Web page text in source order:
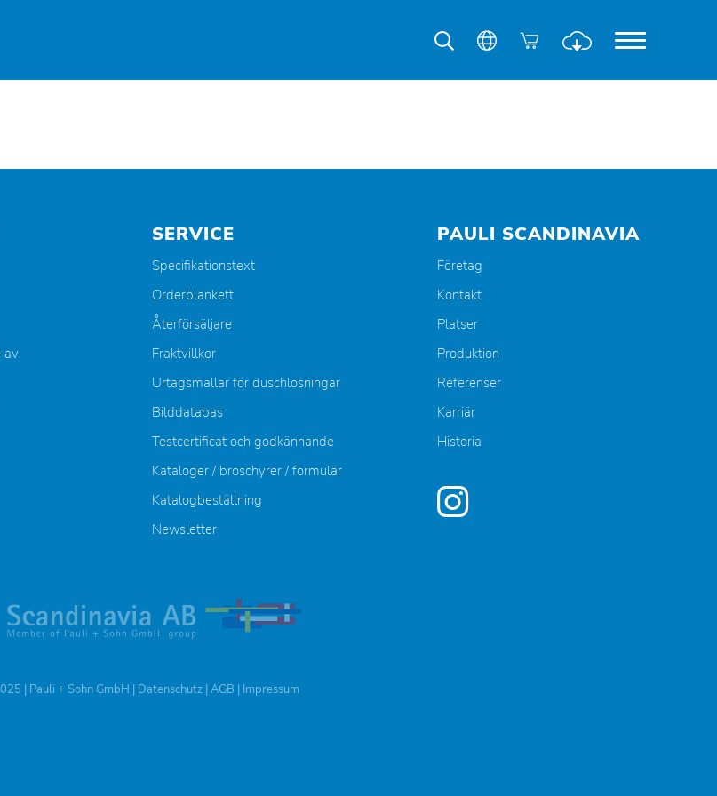
av
SERVICE
Specifikationstext
Orderblankett
Återförsäljare
Fraktvillkor
Urtagsmallar för duschlösningar
Bilddatabas
Testcertificat och godkännande
Kataloger / broschyrer / formulär
Katalogbeställning
Newsletter
PAULI SCANDINAVIA
Företag
Kontakt
Platser
Produktion
Referenser
Karriär
Historia
| Pauli + Sohn GmbH | Datenschutz|AGB | Impressum